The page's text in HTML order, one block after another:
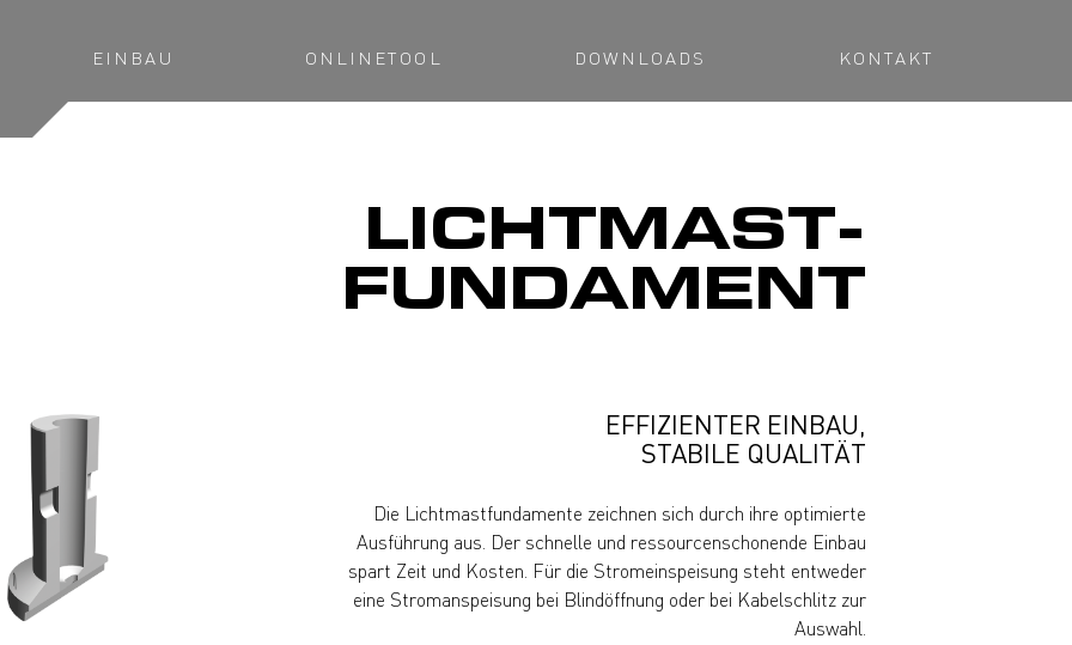
EINBAU ONLINETOOL DOWNLOADS KONTAKT
LICHT­MAST­
FUNDAMENT
EFFIZIENTER EINBAU,
STABILE QUALITÄT
Die Lichtmastfundamente zeichnen sich durch ihre optimierte
Ausführung aus. Der schnelle und ressourcenschonende Einbau
spart Zeit und Kosten. Für die Stromeinspeisung steht entweder
eine Stromanspeisung bei Blindöffnung oder bei Kabelschlitz zur
Auswahl.